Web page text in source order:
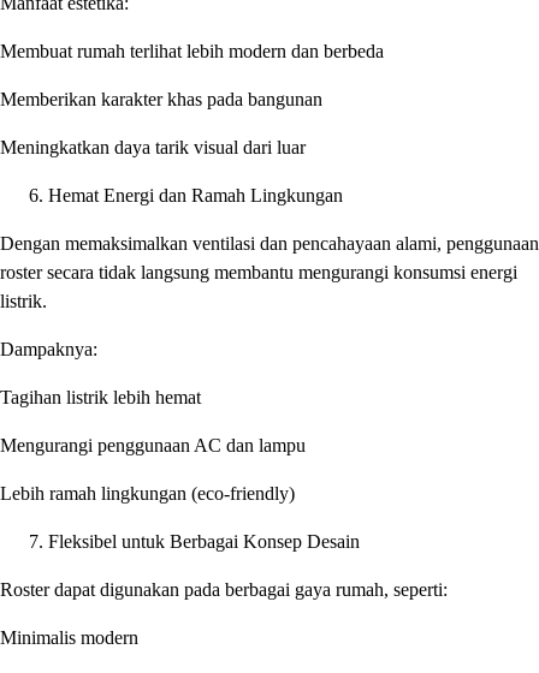
Membuat rumah terlihat lebih modern dan berbeda
Memberikan karakter khas pada bangunan
Meningkatkan daya tarik visual dari luar
Hemat Energi dan Ramah Lingkungan
Dengan memaksimalkan ventilasi dan pencahayaan alami, penggunaan
roster secara tidak langsung membantu mengurangi konsumsi energi
listrik.
Dampaknya:
Tagihan listrik lebih hemat
Mengurangi penggunaan AC dan lampu
Lebih ramah lingkungan (eco-friendly)
Fleksibel untuk Berbagai Konsep Desain
Roster dapat digunakan pada berbagai gaya rumah, seperti:
Minimalis modern